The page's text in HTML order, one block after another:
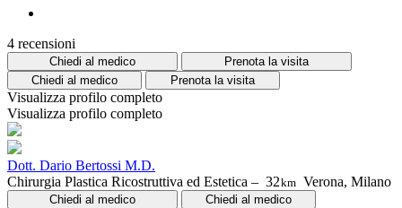
4 recensioni
Chiedi al medico
Prenota la visita
Chiedi al medico
Prenota la visita
Visualizza profilo completo
Visualizza profilo completo
Dott. Dario Bertossi M.D.
Chirurgia Plastica Ricostruttiva ed Estetica – 32km Verona, Milano
Chiedi al medico Chiedi al medico